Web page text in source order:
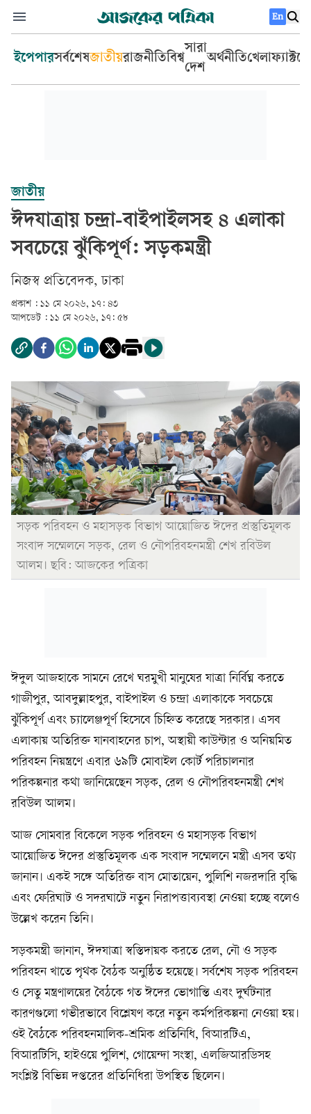
En
ইপেপারসর্বশেষজাতীয়রাজনীতিবিশ্ব
সারা
দেশ
অর্থনীতিখেলা
জাতীয়
ঈদযাত্রায় চন্দ্রা-বাইপাইলসহ ৪ এলাকা
সবচেয়ে ঝুঁকিপূর্ণ: সড়কমন্ত্রী
‎নিজস্ব প্রতিবেদক, ঢাকা‎
প্রকাশ : ১১ মে ২০২৬, ১৭: ৪৩
আপডেট : ১১ মে ২০২৬, ১৭: ৫৮
সড়ক পরিবহন ও মহাসড়ক বিভাগ আয়োজিত ঈদের প্রস্তুতিমূলক
সংবাদ সম্মেলনে সড়ক, রেল ও নৌপরিবহনমন্ত্রী শেখ রবিউল
আলম। ছবি: আজকের পত্রিকা
ঈদুল আজহাকে সামনে রেখে ঘরমুখী মানুষের যাত্রা নির্বিঘ্ন করতে
গাজীপুর, আবদুল্লাহপুর, বাইপাইল ও চন্দ্রা এলাকাকে সবচেয়ে
ঝুঁকিপূর্ণ এবং চ্যালেঞ্জপূর্ণ হিসেবে চিহ্নিত করেছে সরকার। এসব
এলাকায় অতিরিক্ত যানবাহনের চাপ, অস্থায়ী কাউন্টার ও অনিয়মিত
পরিবহন নিয়ন্ত্রণে এবার ৬৯টি মোবাইল কোর্ট পরিচালনার
পরিকল্পনার কথা জানিয়েছেন সড়ক, রেল ও নৌপরিবহনমন্ত্রী শেখ
রবিউল আলম।
আজ সোমবার বিকেলে সড়ক পরিবহন ও মহাসড়ক বিভাগ
আয়োজিত ঈদের প্রস্তুতিমূলক এক সংবাদ সম্মেলনে মন্ত্রী এসব তথ্য
জানান। একই সঙ্গে অতিরিক্ত বাস মোতায়েন, পুলিশি নজরদারি বৃদ্ধি
এবং ফেরিঘাট ও সদরঘাটে নতুন নিরাপত্তাব্যবস্থা নেওয়া হচ্ছে বলেও
উল্লেখ করেন তিনি।
সড়কমন্ত্রী জানান, ঈদযাত্রা স্বস্তিদায়ক করতে রেল, নৌ ও সড়ক
পরিবহন খাতে পৃথক বৈঠক অনুষ্ঠিত হয়েছে। সর্বশেষ সড়ক পরিবহন
ও সেতু মন্ত্রণালয়ের বৈঠকে গত ঈদের ভোগান্তি এবং দুর্ঘটনার
কারণগুলো গভীরভাবে বিশ্লেষণ করে নতুন কর্মপরিকল্পনা নেওয়া হয়।
ওই বৈঠকে পরিবহনমালিক-শ্রমিক প্রতিনিধি, বিআরটিএ,
বিআরটিসি, হাইওয়ে পুলিশ, গোয়েন্দা সংস্থা, এলজিআরডিসহ
সংশ্লিষ্ট বিভিন্ন দপ্তরের প্রতিনিধিরা উপস্থিত ছিলেন।